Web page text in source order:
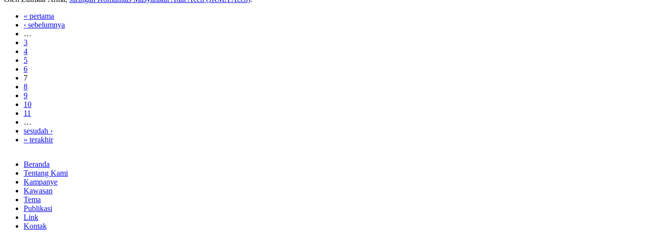
« pertama
‹ sebelumnya
…
3
4
5
6
7
8
9
10
11
…
sesudah ›
» terakhir
Beranda
Tentang Kami
Kampanye
Kawasan
Tema
Publikasi
Link
Kontak